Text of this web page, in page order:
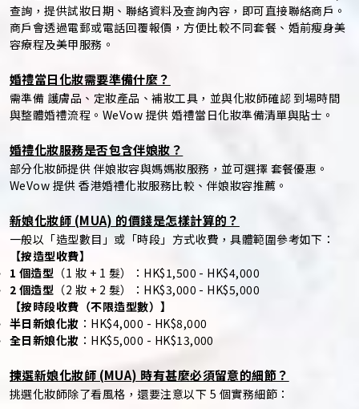
查詢，提供試妝日期、聯絡資料及查詢內容，即可直接聯絡商戶。
商戶會透過電郵或電話回覆報價，方便比較不同套餐、婚前瘦身美
容療程及美甲服務。
婚禮當日化妝需要準備什麼？
需準備 護膚品、定妝產品、補妝工具，並與化妝師確認 到場時間
與整體婚禮流程。WeVow 提供 婚禮當日化妝準備清單與貼士。
婚禮化妝服務是否包含伴娘妝？
部分化妝師提供 伴娘妝容與媽媽妝服務，並可選擇 套餐優惠。
WeVow 提供 香港婚禮化妝服務比較、伴娘妝容推薦。
新娘化妝師 (MUA) 的價錢是怎樣計算的？
一般以「造型數目」或「時段」方式收費，具體範圍參考如下：
【按造型收費】
1 個造型 （1 妝 + 1 髮）：HK$1,500 - HK$4,000
2 個造型 （2 妝 + 2 髮）：HK$3,000 - HK$5,000
【按時段收費（不限造型數）】
半日新娘化妝 ：HK$4,000 - HK$8,000
全日新娘化妝 ：HK$5,000 - HK$13,000
揀選新娘化妝師 (MUA) 時有甚麼必須留意的細節？
挑選化妝師除了看風格，還要注意以下 5 個實務細節：